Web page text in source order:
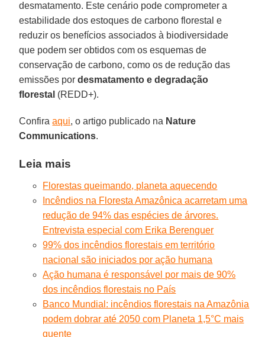
desmatamento. Este cenário pode comprometer a
estabilidade dos estoques de carbono florestal e
reduzir os benefícios associados à biodiversidade
que podem ser obtidos com os esquemas de
conservação de carbono, como os de redução das
emissões pordesmatamento e degradação
florestal (REDD+).
Confiraaqui, o artigo publicado na Nature
Communications.
Leia mais
Florestas queimando, planeta aquecendo
Incêndios na Floresta Amazônica acarretam uma
redução de 94% das espécies de árvores.
Entrevista especial com Erika Berenguer
99% dos incêndios florestais em território
nacional são iniciados por ação humana
Ação humana é responsável por mais de 90%
dos incêndios florestais no País
Banco Mundial: incêndios florestais na Amazônia
podem dobrar até 2050 com Planeta 1,5°C mais
quente